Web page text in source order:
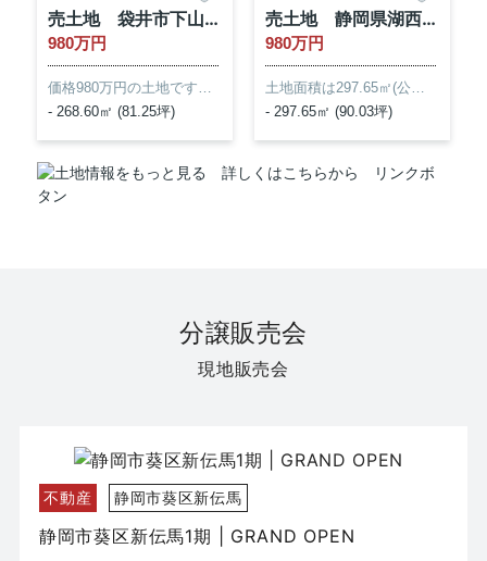
分譲販売会
現地販売会
不動産 静岡市葵区新伝馬
静岡市葵区新伝馬1期 | GRAND OPEN